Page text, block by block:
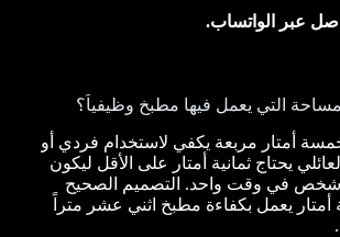
عبر الواتساب.
التي يعمل فيها مطبخ وظيفياً؟
أمتار مربعة يكفي لاستخدام فردي أو
يحتاج ثمانية أمتار على الأقل ليكون
شخص في وقت واحد. التصميم الصحيح
يعمل بكفاءة مطبخ اثني عشر متراً